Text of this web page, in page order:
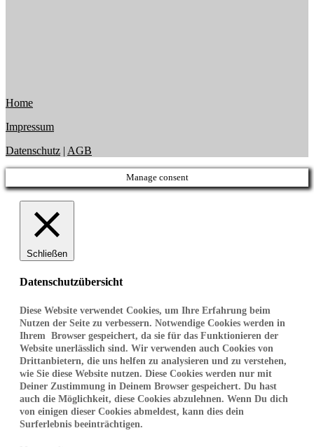
Home
Impressum
Datenschutz | AGB
Manage consent
Schließen
Datenschutzübersicht
Diese Website verwendet Cookies, um Ihre Erfahrung beim
Nutzen der Seite zu verbessern. Notwendige Cookies werden in
Ihrem Browser gespeichert, da sie für das Funktionieren der
Website unerlässlich sind. Wir verwenden auch Cookies von
Drittanbietern, die uns helfen zu analysieren und zu verstehen,
wie Sie diese Website nutzen. Diese Cookies werden nur mit
Deiner Zustimmung in Deinem Browser gespeichert. Du hast
auch die Möglichkeit, diese Cookies abzulehnen. Wenn Du dich
von einigen dieser Cookies abmeldest, kann dies dein
Surferlebnis beeinträchtigen.